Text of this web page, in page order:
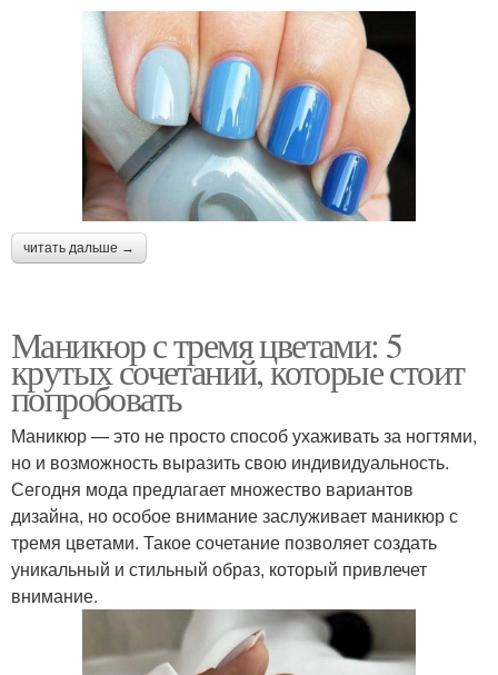
читать дальше →
Маникюр с тремя цветами: 5
крутых сочетаний, которые стоит
попробовать
Маникюр — это не просто способ ухаживать за ногтями,
но и возможность выразить свою индивидуальность.
Сегодня мода предлагает множество вариантов
дизайна, но особое внимание заслуживает маникюр с
тремя цветами. Такое сочетание позволяет создать
уникальный и стильный образ, который привлечет
внимание.